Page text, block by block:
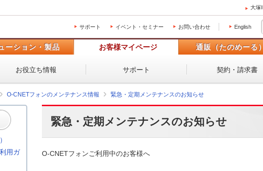
大塚
サポート イベント・セミナー お問い合わせ English
ーション・製品 お客様マイページ 通販（たのめーる）
お役立ち情報 サポート 契約・請求書
O-CNETフォンのメンテナンス情報 緊急・定期メンテナンスのお知らせ
緊急・定期メンテナンスのお知らせ
O-CNETフォンご利用中のお客様へ
用ガ